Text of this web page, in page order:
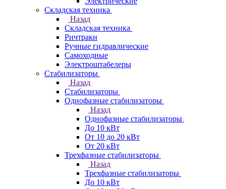
Складская техника
Назад
Складская техника
Ричтраки
Ручные гидравлические
Самоходные
Электроштабелеры
Стабилизаторы
Назад
Стабилизаторы
Однофазные стабилизаторы
Назад
Однофазные стабилизаторы
До 10 кВт
От 10 до 20 кВт
От 20 кВт
Трехфазные стабилизаторы
Назад
Трехфазные стабилизаторы
До 10 кВт